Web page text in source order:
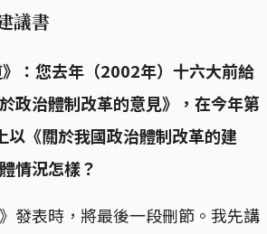
議書
》：您去年（2002年）十六大前給
政治體制改革的意見》，在今年第
以《關於我國政治體制改革的建
情況怎樣？
發表時，將最後一段刪節。我先講